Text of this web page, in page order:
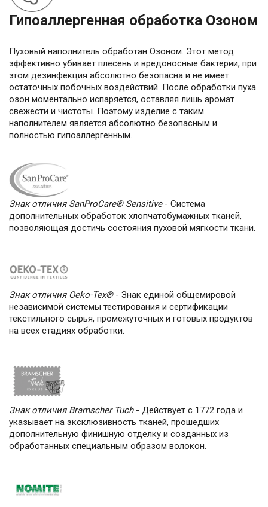
Гипоаллергенная обработка Озоном
Пуховый наполнитель обработан Озоном. Этот метод
эффективно убивает плесень и вредоносные бактерии, при
этом дезинфекция абсолютно безопасна и не имеет
остаточных побочных воздействий. После обработки пуха
озон моментально испаряется, оставляя лишь аромат
свежести и чистоты. Поэтому изделие с таким
наполнителем является абсолютно безопасным и
полностью гипоаллергенным.
Знак отличия SanProCare® Sensitive - Система
дополнительных обработок хлопчатобумажных тканей,
позволяющая достичь состояния пуховой мягкости ткани.
Знак отличия Oeko-Tex® - Знак единой общемировой
независимой системы тестирования и сертификации
текстильного сырья, промежуточных и готовых продуктов
на всех стадиях обработки.
Знак отличия Bramscher Tuch- Действует с 1772 года и
указывает на эксклюзивность тканей, прошедших
дополнительную финишную отделку и созданных из
обработанных специальным образом волокон.